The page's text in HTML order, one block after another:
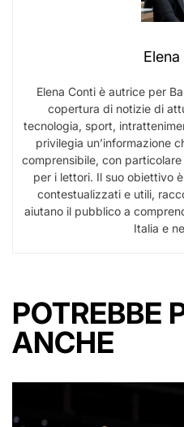
Elena Conti è autrice per
copertura di notizie di
tecnologia, sport,
privilegia un’informazione
comprensibile, con
per i lettori. Il suo obiettivo
contestualizzati e utili,
aiutano il pubblico a
Italia e
POTREBBE
ANCHE